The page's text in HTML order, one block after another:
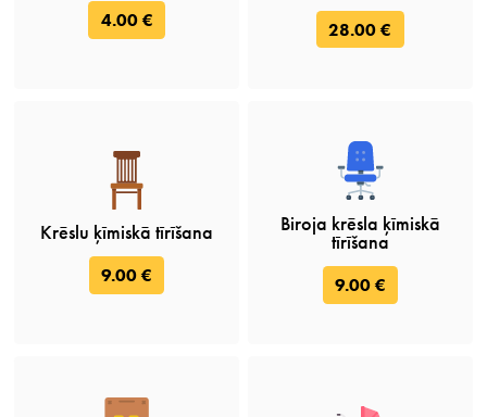
4.00 € 28.00 €
Krēslu ķīmiskā tīrīšana
9.00 €
Biroja krēsla ķīmiskā
tīrīšana
9.00 €